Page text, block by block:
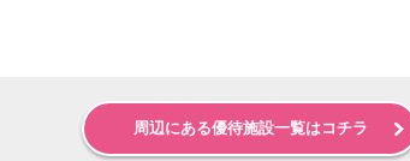
周辺にある優待施設一覧はコチラ